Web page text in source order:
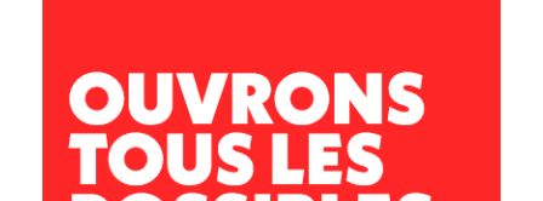
secretariat.arize-leze@leolagrange.org